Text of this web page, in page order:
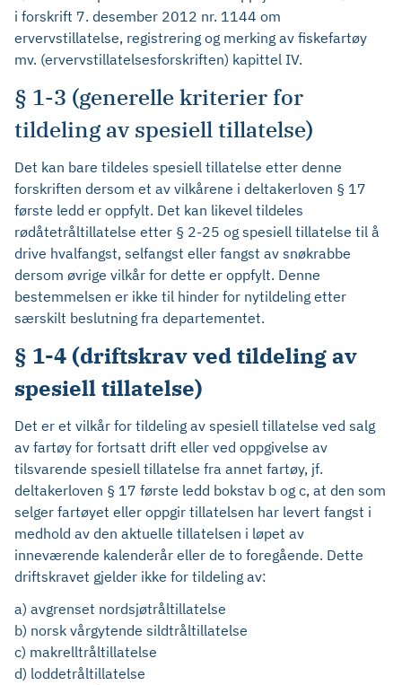
i forskrift 7. desember 2012 nr. 1144 om
ervervstillatelse, registrering og merking av fiskefartøy
mv. (ervervstillatelsesforskriften) kapittel IV.
§ 1-3 (generelle kriterier for
tildeling av spesiell tillatelse)
Det kan bare tildeles spesiell tillatelse etter denne
forskriften dersom et av vilkårene i deltakerloven § 17
første ledd er oppfylt. Det kan likevel tildeles
rødåtetråltillatelse etter § 2-25 og spesiell tillatelse til å
drive hvalfangst, selfangst eller fangst av snøkrabbe
dersom øvrige vilkår for dette er oppfylt. Denne
bestemmelsen er ikke til hinder for nytildeling etter
særskilt beslutning fra departementet.
§ 1-4 (driftskrav ved tildeling av
spesiell tillatelse)
Det er et vilkår for tildeling av spesiell tillatelse ved salg
av fartøy for fortsatt drift eller ved oppgivelse av
tilsvarende spesiell tillatelse fra annet fartøy, jf.
deltakerloven § 17 første ledd bokstav b og c, at den som
selger fartøyet eller oppgir tillatelsen har levert fangst i
medhold av den aktuelle tillatelsen i løpet av
inneværende kalenderår eller de to foregående. Dette
driftskravet gjelder ikke for tildeling av:
a) avgrenset nordsjøtråltillatelse
b) norsk vårgytende sildtråltillatelse
c) makrelltråltillatelse
d) loddetråltillatelse